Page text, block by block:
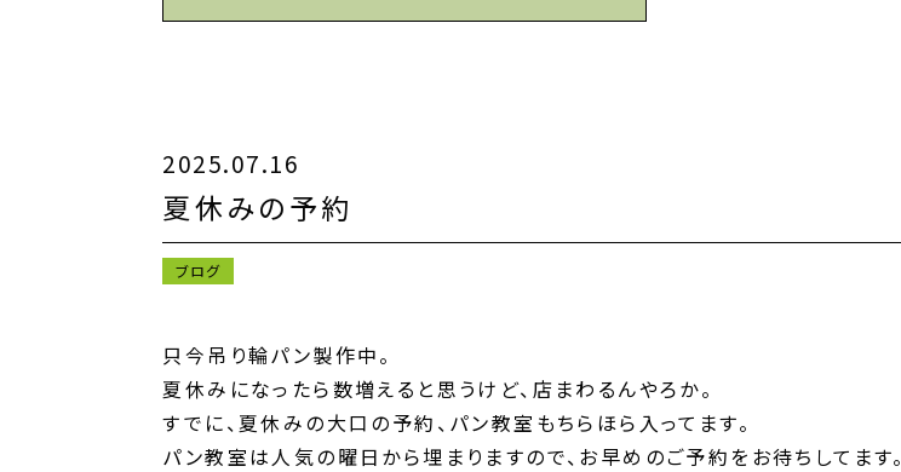
2025.07.16
夏休みの予約
ブログ
只今吊り輪パン製作中。
夏休みになったら数増えると思うけど、店まわるんやろか。
すでに、夏休みの大口の予約、パン教室もちらほら入ってます。
パン教室は人気の曜日から埋まりますので、お早めのご予約をお待ちしてます。